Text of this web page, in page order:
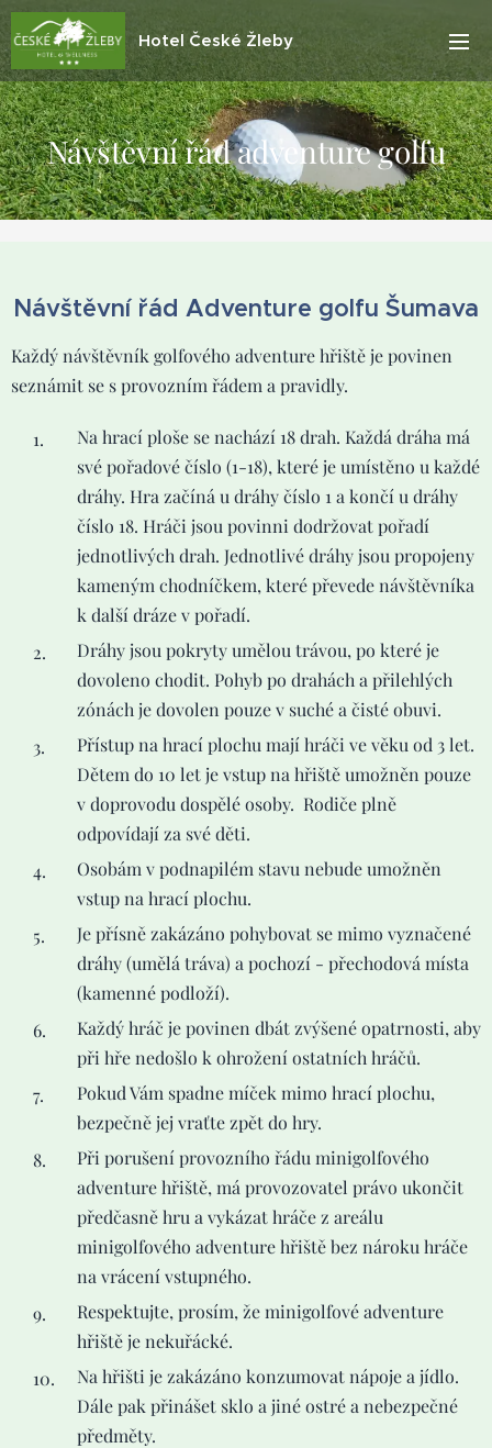
Hotel České Žleby
Návštěvní řád adventure golfu
Návštěvní řád Adventure golfu Šumava
Každý návštěvník golfového adventure hřiště je povinen
seznámit se s provozním řádem a pravidly.
Na hrací ploše se nachází 18 drah. Každá dráha má
své pořadové číslo (1-18), které je umístěno u každé
dráhy. Hra začíná u dráhy číslo 1 a končí u dráhy
číslo 18. Hráči jsou povinni dodržovat pořadí
jednotlivých drah. Jednotlivé dráhy jsou propojeny
kameným chodníčkem, které převede návštěvníka
k další dráze v pořadí.
Dráhy jsou pokryty umělou trávou, po které je
dovoleno chodit. Pohyb po drahách a přilehlých
zónách je dovolen pouze v suché a čisté obuvi.
Přístup na hrací plochu mají hráči ve věku od 3 let.
Dětem do 10 let je vstup na hřiště umožněn pouze
v doprovodu dospělé osoby. Rodiče plně
odpovídají za své děti.
Osobám v podnapilém stavu nebude umožněn
vstup na hrací plochu.
Je přísně zakázáno pohybovat se mimo vyznačené
dráhy (umělá tráva) a pochozí - přechodová místa
(kamenné podloží).
Každý hráč je povinen dbát zvýšené opatrnosti, aby
při hře nedošlo k ohrožení ostatních hráčů.
Pokud Vám spadne míček mimo hrací plochu,
bezpečně jej vraťte zpět do hry.
Při porušení provozního řádu minigolfového
adventure hřiště, má provozovatel právo ukončit
předčasně hru a vykázat hráče z areálu
minigolfového adventure hřiště bez nároku hráče
na vrácení vstupného.
Respektujte, prosím, že minigolfové adventure
hřiště je nekuřácké.
Na hřišti je zakázáno konzumovat nápoje a jídlo.
Dále pak přinášet sklo a jiné ostré a nebezpečné
předměty.